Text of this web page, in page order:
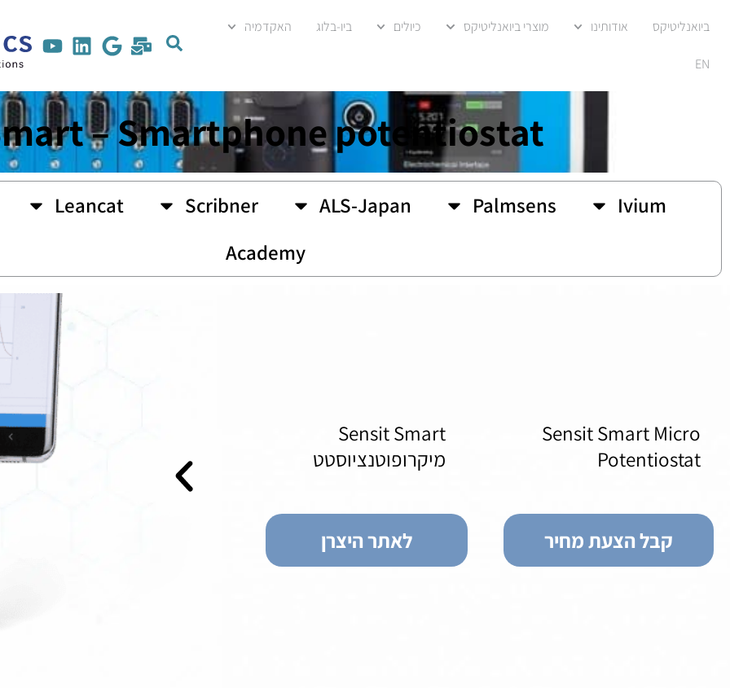
ביואנליטיקס אודותינו מוצרי ביואנליטיקס כיולים ביו-בלוג האקדמיה
EN
– Smartphone potentiostat
Ivium
Palmsens
ALS-Japan
Scribner
Leancat
Academy
Sensit Smart Micro
Potentiostat
Sensit Smart
מיקרופוטנציוסטט
קבל הצעת מחיר לאתר היצרן